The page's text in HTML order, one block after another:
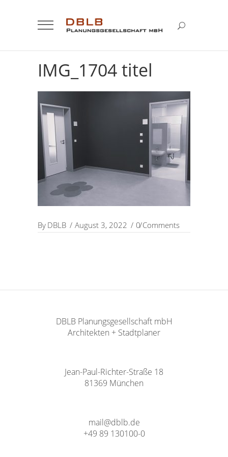
IMG_1704 titel
By DBLB August 3, 2022 0 Comments
DBLB Planungsgesellschaft mbH
Architekten + Stadtplaner
Jean-Paul-Richter-Straße 18
81369 München
mail@dblb.de
+49 89 130100-0